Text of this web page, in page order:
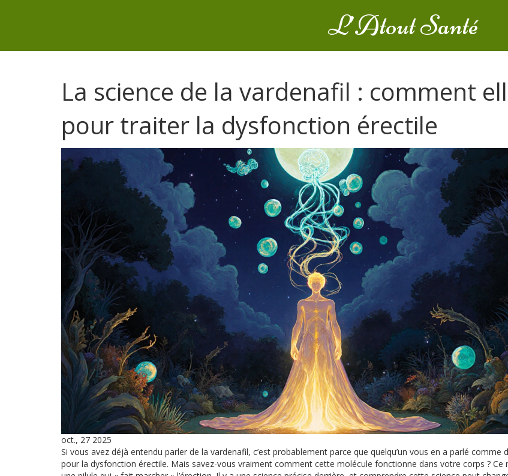
L’Atout Santé
La science de la vardenafil : comment
pour traiter la dysfonction érectile
oct., 27 2025
Si vous avez déjà entendu parler de la vardenafil, c’est probablement parce que quelqu’un vous en a parlé comme
pour la dysfonction érectile. Mais savez-vous vraiment comment cette molécule fonctionne dans votre corps ? Ce